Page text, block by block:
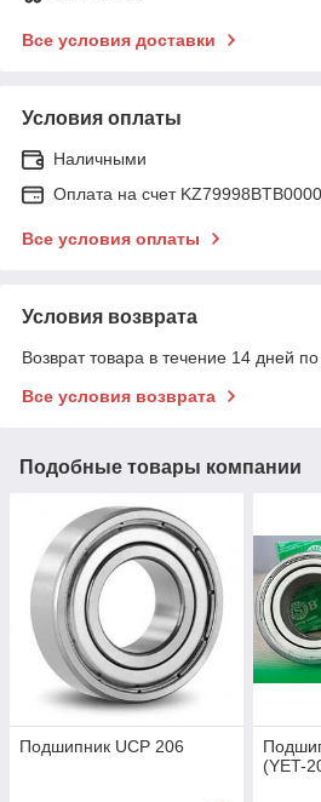
Все условия доставки
Условия оплаты
Наличными
Оплата на счет
Все условия оплаты
Условия возврата
Возврат товара в течение 14 дней
Все условия возврата
Подобные товары компании
Подшипник UCP 206
(YET-